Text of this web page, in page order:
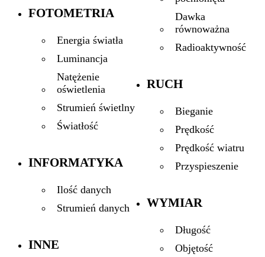
FOTOMETRIA
Energia światła
Luminancja
Natężenie
oświetlenia
Strumień świetlny
Światłość
INFORMATYKA
Ilość danych
Strumień danych
INNE
Dawka
równoważna
Radioaktywność
RUCH
Bieganie
Prędkość
Prędkość wiatru
Przyspieszenie
WYMIAR
Długość
Objętość